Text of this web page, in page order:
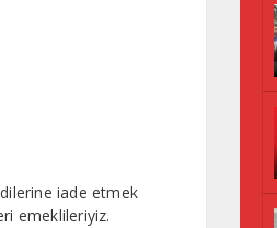
iade etmek
emeklileriyiz.